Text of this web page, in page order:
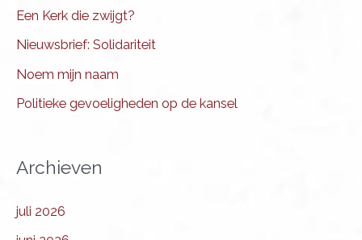
Een Kerk die zwijgt?
Nieuwsbrief: Solidariteit
Noem mijn naam
Politieke gevoeligheden op de kansel
Archieven
juli 2026